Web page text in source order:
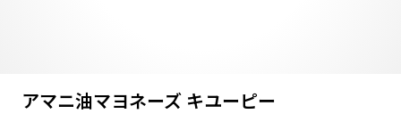
アマニ油マヨネーズ キユーピー